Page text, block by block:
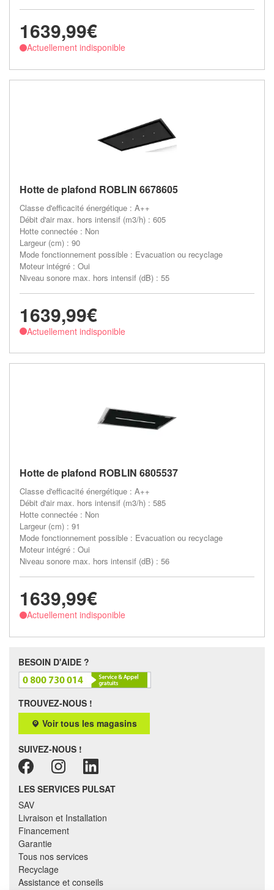
1639,99€
Actuellement indisponible
Hotte de plafond ROBLIN 6678605
Classe d'efficacité énergétique : A++
Débit d'air max. hors intensif (m3/h) : 605
Hotte connectée : Non
Largeur (cm) : 90
Mode fonctionnement possible : Evacuation ou recyclage
Moteur intégré : Oui
Niveau sonore max. hors intensif (dB) : 55
1639,99€
Actuellement indisponible
Hotte de plafond ROBLIN 6805537
Classe d'efficacité énergétique : A++
Débit d'air max. hors intensif (m3/h) : 585
Hotte connectée : Non
Largeur (cm) : 91
Mode fonctionnement possible : Evacuation ou recyclage
Moteur intégré : Oui
Niveau sonore max. hors intensif (dB) : 56
1639,99€
Actuellement indisponible
BESOIN D'AIDE ?
TROUVEZ-NOUS !
Voir tous les magasins
SUIVEZ-NOUS !
LES SERVICES PULSAT
SAV
Livraison et Installation
Financement
Garantie
Tous nos services
Recyclage
Assistance et conseils